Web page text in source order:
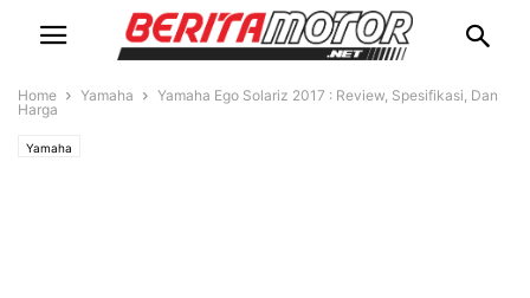
Home Yamaha
Yamaha Ego Solariz 2017 : Review, Spesifikasi, Dan
Harga
Yamaha